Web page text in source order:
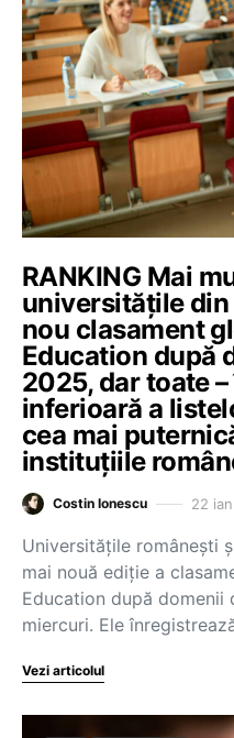
RANKING Mai
universitățile din
nou clasament
Education după
2025, dar toate
inferioară a
cea mai
instituțiile
Costin Ionescu 22
Universitățile românești
mai nouă ediție a
Education după
miercuri. Ele
Vezi articolul